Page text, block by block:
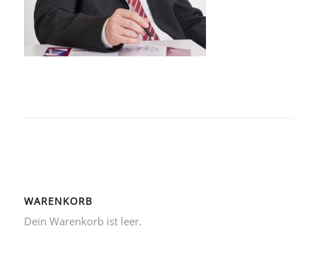
WARENKORB
Dein Warenkorb ist leer.